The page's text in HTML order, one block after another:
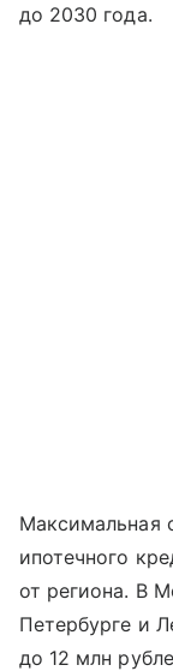
до 2030 года.
Максимальная
ипотечного
от региона. В
Петербурге и
до 12 млн